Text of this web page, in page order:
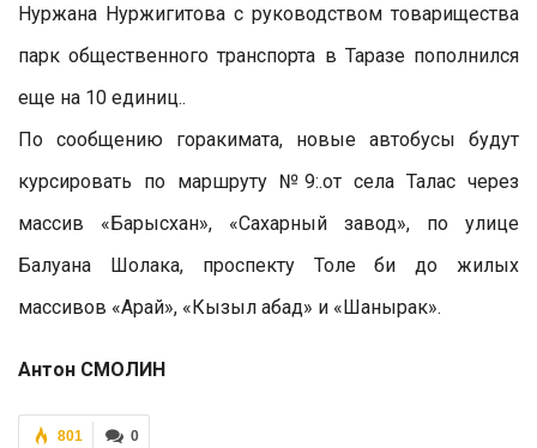
Нуржана Нуржигитова с руководством товарищества
парк общественного транспорта в Таразе пополнился
еще на 10 единиц..
По сообщению горакимата, новые автобусы будут
курсировать по маршруту №9:.от села Талас через
массив «Барысхан», «Сахарный завод», по улице
Балуана Шолака, проспекту Толе би до жилых
массивов «Арай», «Кызыл абад» и «Шанырак».
Антон СМОЛИН
0
801